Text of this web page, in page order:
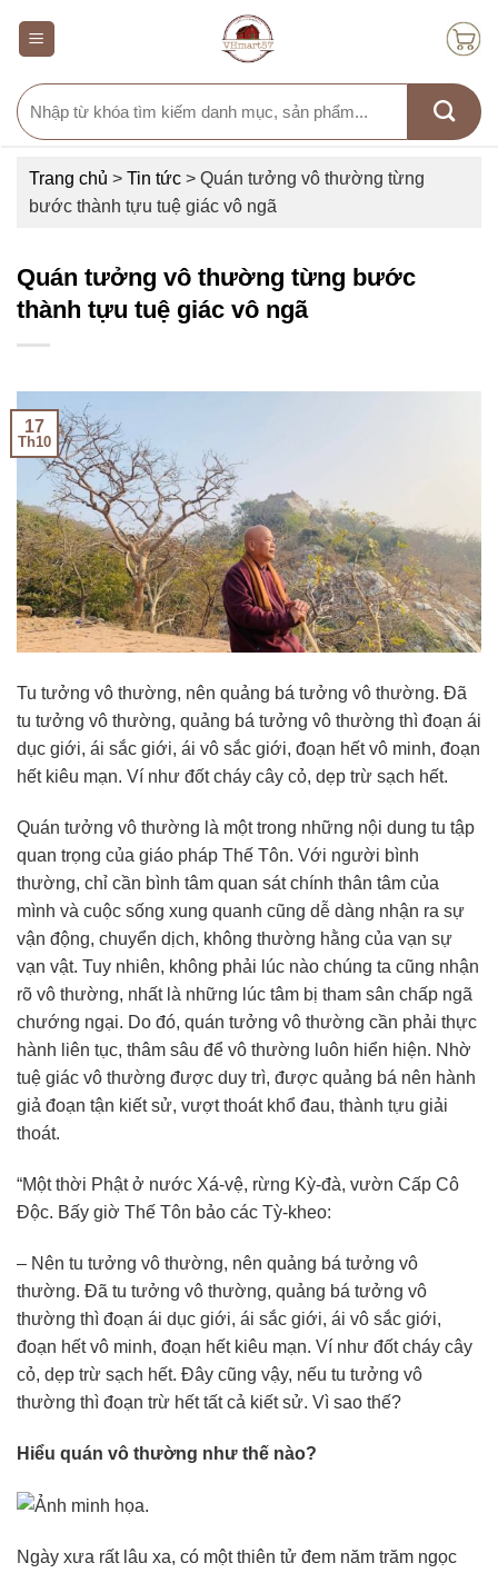
Search
for:
Trang chủ > Tin tức > Quán tưởng vô thường từng
bước thành tựu tuệ giác vô ngã
Quán tưởng vô thường từng bước
thành tựu tuệ giác vô ngã
17
Th10
Tu tưởng vô thường, nên quảng bá tưởng vô thường. Đã
tu tưởng vô thường, quảng bá tưởng vô thường thì đoạn ái
dục giới, ái sắc giới, ái vô sắc giới, đoạn hết vô minh, đoạn
hết kiêu mạn. Ví như đốt cháy cây cỏ, dẹp trừ sạch hết.
Quán tưởng vô thường là một trong những nội dung tu tập
quan trọng của giáo pháp Thế Tôn. Với người bình
thường, chỉ cần bình tâm quan sát chính thân tâm của
mình và cuộc sống xung quanh cũng dễ dàng nhận ra sự
vận động, chuyển dịch, không thường hằng của vạn sự
vạn vật. Tuy nhiên, không phải lúc nào chúng ta cũng nhận
rõ vô thường, nhất là những lúc tâm bị tham sân chấp ngã
chướng ngại. Do đó, quán tưởng vô thường cần phải thực
hành liên tục, thâm sâu để vô thường luôn hiển hiện. Nhờ
tuệ giác vô thường được duy trì, được quảng bá nên hành
giả đoạn tận kiết sử, vượt thoát khổ đau, thành tựu giải
thoát.
“Một thời Phật ở nước Xá-vệ, rừng Kỳ-đà, vườn Cấp Cô
Độc. Bấy giờ Thế Tôn bảo các Tỳ-kheo:
– Nên tu tưởng vô thường, nên quảng bá tưởng vô
thường. Đã tu tưởng vô thường, quảng bá tưởng vô
thường thì đoạn ái dục giới, ái sắc giới, ái vô sắc giới,
đoạn hết vô minh, đoạn hết kiêu mạn. Ví như đốt cháy cây
cỏ, dẹp trừ sạch hết. Đây cũng vậy, nếu tu tưởng vô
thường thì đoạn trừ hết tất cả kiết sử. Vì sao thế?
Hiểu quán vô thường như thế nào?
Ngày xưa rất lâu xa, có một thiên tử đem năm trăm ngọc